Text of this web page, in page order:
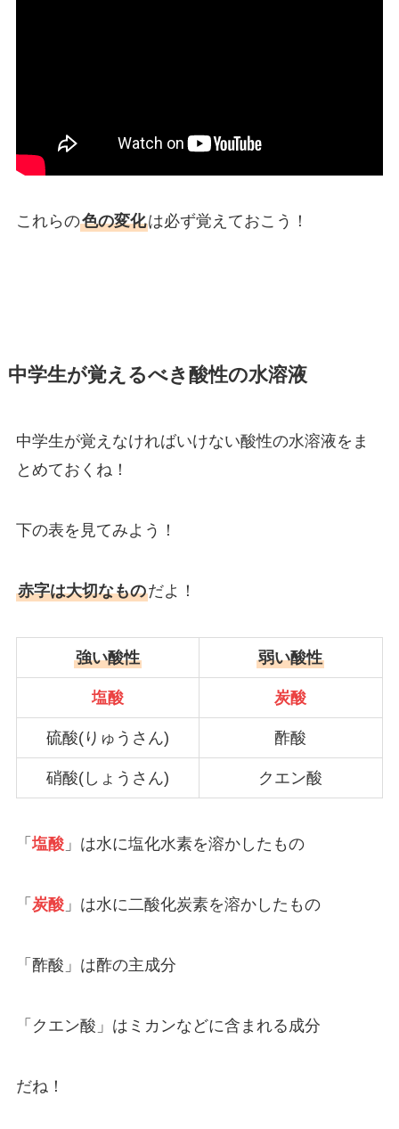
これらの色の変化は必ず覚えておこう！
中学生が覚えるべき酸性の水溶液
中学生が覚えなければいけない酸性の水溶液をま
とめておくね！
下の表を見てみよう！
赤字は大切なものだよ！
強い酸性 弱い酸性
塩酸 炭酸
硫酸(りゅうさん) 酢酸
硝酸(しょうさん) クエン酸
「 塩酸」は水に塩化水素を溶かしたもの
「 炭酸」は水に二酸化炭素を溶かしたもの
「酢酸」は酢の主成分
「クエン酸」はミカンなどに含まれる成分
だね！